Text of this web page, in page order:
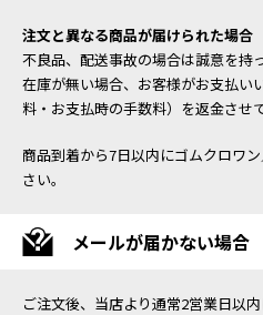
注文と異なる商品が届けられた場合
不良品、配送事故の場合は誠意を持
在庫が無い場合、お客様がお支払い
料・お支払時の手数料）を返金させ
商品到着から7日以内にゴムクロワ
さい。
メールが届かない場合
ご注文後、当店より通常2営業日以